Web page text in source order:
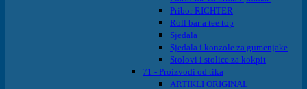
Pribor RICHTER
Roll bar a tee top
Sjedala
Sjedala i konzole za gumenjake
Stolovi i stolice za kokpit
71 - Proizvodi od tika
ARTIKLI ORIGINAL